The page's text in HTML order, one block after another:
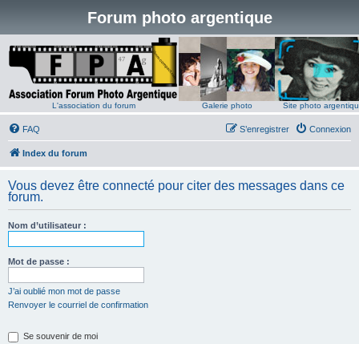
Forum photo argentique
L'association du forum Galerie photo Site photo
FAQ Connexion
S’enregistrer
Index du forum
Vous devez être connecté pour citer des messages dans ce
forum.
Nom d’utilisateur :
Mot de passe :
J’ai oublié mon mot de passe
Renvoyer le courriel de confirmation
Se souvenir de moi